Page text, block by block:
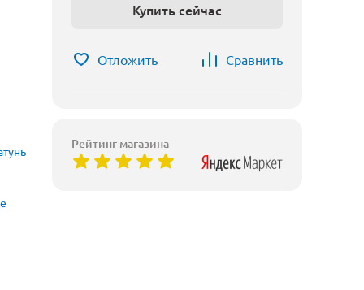
Купить сейчас
Отложить Сравнить
Рейтинг магазина